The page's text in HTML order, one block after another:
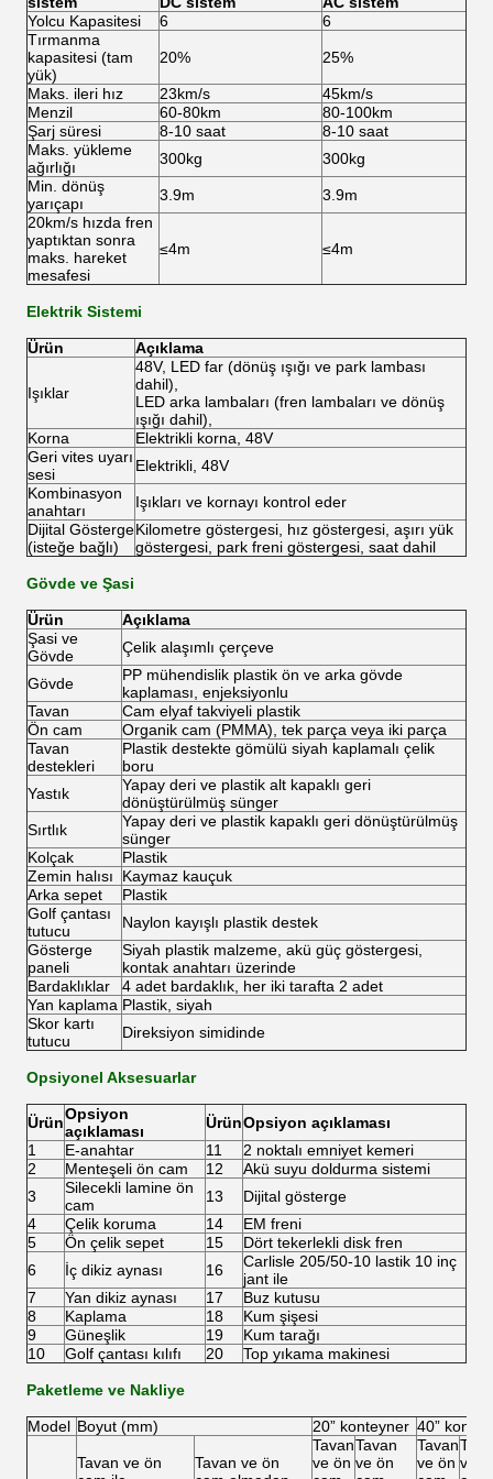
Yolcu Kapasitesi
6
6
Tırmanma
kapasitesi (tam
yük)
20% 25%
Maks. ileri hız 23km/s
45km/s
Menzil
60-80km
80-100km
Şarj süresi
8-10 saat
8-10 saat
Maks. yükleme
ağırlığı
300kg
300kg
Min. dönüş
yarıçapı
3.9m
3.9m
20km/s hızda fren
yaptıktan sonra
maks. hareket
mesafesi
≤4m ≤4m
Elektrik Sistemi
Ürün Açıklama
Işıklar
48V, LED far (dönüş ışığı ve park lambası
dahil),
LED arka lambaları (fren lambaları ve dönüş
ışığı dahil),
Korna
Elektrikli korna, 48V
Geri vites uyarı
sesi
Elektrikli, 48V
Kombinasyon
anahtarı
Işıkları ve kornayı kontrol eder
Dijital Gösterge
(isteğe bağlı)
Kilometre göstergesi, hız göstergesi, aşırı yük
göstergesi, park freni göstergesi, saat dahil
Gövde ve Şasi
Ürün
Açıklama
Şasi ve
Gövde
Çelik alaşımlı çerçeve
Gövde
PP mühendislik plastik ön ve arka gövde
kaplaması, enjeksiyonlu
Tavan
Cam elyaf takviyeli plastik
Ön cam
Organik cam (PMMA), tek parça veya iki parça
Tavan
destekleri
Plastik destekte gömülü siyah kaplamalı çelik
boru
Yastık
Yapay deri ve plastik alt kapaklı geri
dönüştürülmüş sünger
Sırtlık
Yapay deri ve plastik kapaklı geri dönüştürülmüş
sünger
Kolçak
Plastik
Zemin halısı
Kaymaz kauçuk
Arka sepet
Plastik
Golf çantası
tutucu
Naylon kayışlı plastik destek
Gösterge
paneli
Siyah plastik malzeme, akü güç göstergesi,
kontak anahtarı üzerinde
Bardaklıklar
4 adet bardaklık, her iki tarafta 2 adet
Yan kaplama Plastik, siyah
Skor kartı
tutucu
Direksiyon simidinde
Opsiyonel Aksesuarlar
ÜrünOpsiyon
açıklaması
ÜrünOpsiyon açıklaması
1
E-anahtar 11
2 noktalı emniyet kemeri
2
Menteşeli ön cam 12
Akü suyu doldurma sistemi
3
Silecekli lamine ön
cam
13
Dijital gösterge
4
Çelik koruma 14
EM freni
5
Ön çelik sepet 15
Dört tekerlekli disk fren
6
İç dikiz aynası 16
Carlisle 205/50-10 lastik 10 inç
jant ile
7
Yan dikiz aynası 17
Buz kutusu
8
Kaplama 18
Kum şişesi
9
Güneşlik 19
Kum tarağı
10
Golf çantası kılıfı 20 Top yıkama makinesi
Paketleme ve Nakliye
Model Boyut (mm) 20” konteyner 40”
Tavan ve ön
Tavan ve ön
Tavan
ve ön
Tavan
ve ön
Tavan
ve ön ve